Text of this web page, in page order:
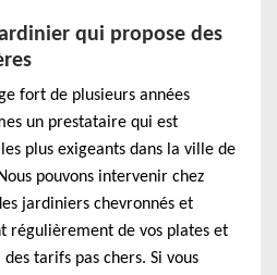
qui propose des
fort de plusieurs années
un prestataire qui est
plus exigeants dans la ville de
pouvons intervenir chez
jardiniers chevronnés et
régulièrement de vos plates et
tarifs pas chers. Si vous